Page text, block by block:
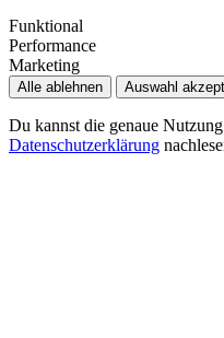
Funktional
Performance
Marketing
Alle ablehnen Auswahl
Du kannst die genaue
Datenschutzerklärung